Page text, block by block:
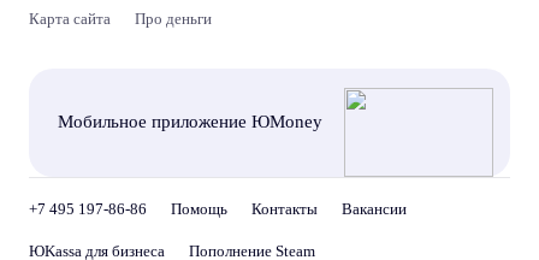
Карта сайта Про деньги
Мобильное приложение ЮMoney
+7 495 197-86-86 Помощь Контакты Вакансии
ЮKassa для бизнеса Пополнение Steam